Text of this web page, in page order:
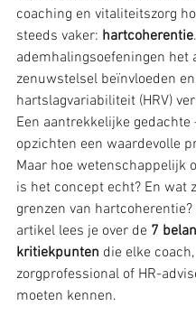
coaching en vitaliteitszorg
steeds vaker: hartcoherentie
ademhalingsoefeningen het
zenuwstelsel beïnvloeden
hartslagvariabiliteit (HRV)
Een aantrekkelijke gedachte
opzichten een waardevolle
Maar hoe wetenschappelijk
is het concept echt? En wat
grenzen van
artikel lees je over de 7
kritiekpunten die elke coach,
zorgprofessional of HR-
moeten kennen.